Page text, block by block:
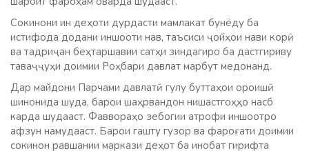
Сокинони ин деҳоти дурдасти мамлакат бунёду ба
истифода додани иншооти нав, таъсиси ҷойҳои нави корӣ
ва тадриҷан беҳтаршавии сатҳи зиндагиро ба дастгириву
таваҷҷуҳи доимии Роҳбари давлат марбут медонанд.
Дар майдони Парчами давлатӣ гулу буттаҳои ороишӣ
шинонида шуда, барои шаҳрвандон нишастгоҳҳо насб
карда шудааст. Фаввораҳо зебогии атрофи иншоотро
афзун намудааст. Барои гашту гузор ва фароғати доимии
сокинон равшании маркази деҳот ба инобат гирифта